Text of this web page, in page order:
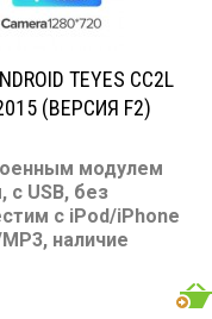
TEYES CC2L
(ВЕРСИЯ F2)
модулем
с USB, без
с iPod/iPhone
наличие
вида,
2015